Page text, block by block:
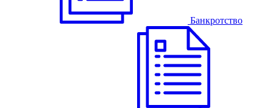
Банкротство